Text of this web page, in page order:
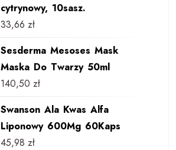
cytrynowy, 10sasz.
33,66 zł
Sesderma Mesoses Mask
Maska Do Twarzy 50ml
140,50 zł
Swanson Ala Kwas Alfa
Liponowy 600Mg 60Kaps
45,98 zł